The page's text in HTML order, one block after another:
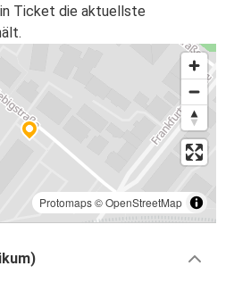
Ticket die aktuellste
Protomaps©OpenStreetMap